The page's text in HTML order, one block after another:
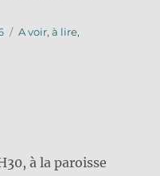
Catégories
A voir, à lire,
à la paroisse